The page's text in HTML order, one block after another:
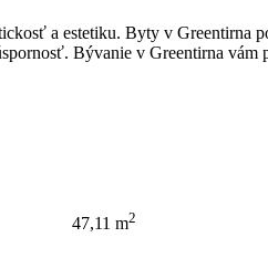
a estetiku. Byty v Greentirna
Bývanie v Greentirna vám
47,11 m2